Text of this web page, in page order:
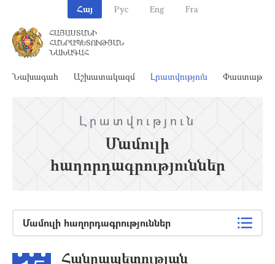
Հայ Рус Eng Fra
ՀԱՅԱՍՏԱՆԻ
ՀԱՆՐԱՊԵՏՈՒԹՅԱՆ
ՆԱԽԱԳԱՀ
Նախագահ Աշխատակազմ Լրատվություն
Լրատվություն
Մամուլի
հաղորդագրություններ
Մամուլի հաղորդագրություններ
Հանրապետության